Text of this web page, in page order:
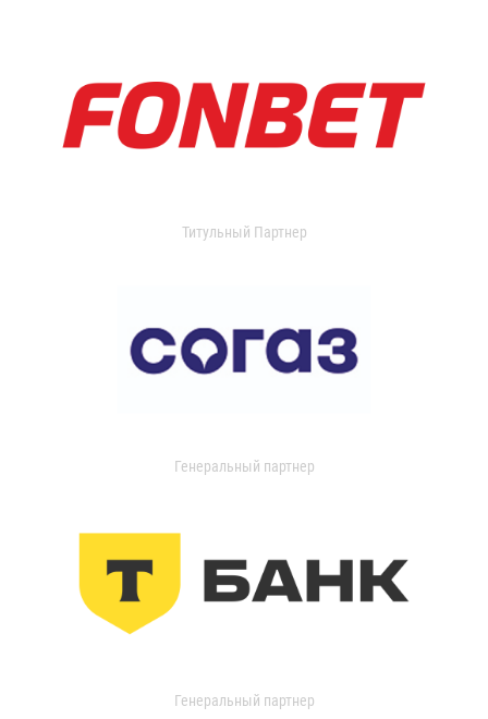
Титульный Партнер
Генеральный партнер
Генеральный партнер